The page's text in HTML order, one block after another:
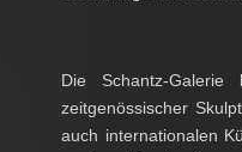
Die Schantz-
zeitgenössischer
auch internationalen